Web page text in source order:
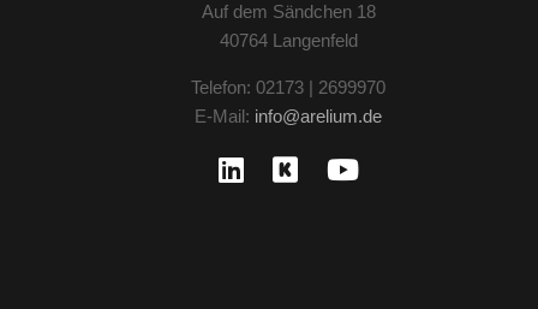
Auf dem Sändchen 18
40764 Langenfeld
Telefon: 02173 | 2699970
E-Mail: info@arelium.de